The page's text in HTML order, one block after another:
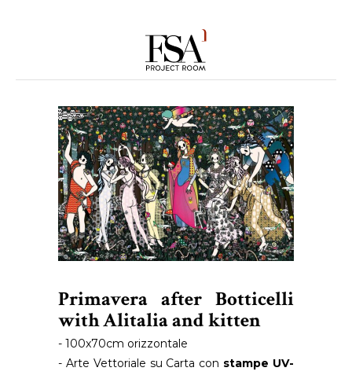
Primavera after Botticelli
with Alitalia and kitten
- 100x70cm orizzontale
- Arte Vettoriale su Carta con stampe UV-